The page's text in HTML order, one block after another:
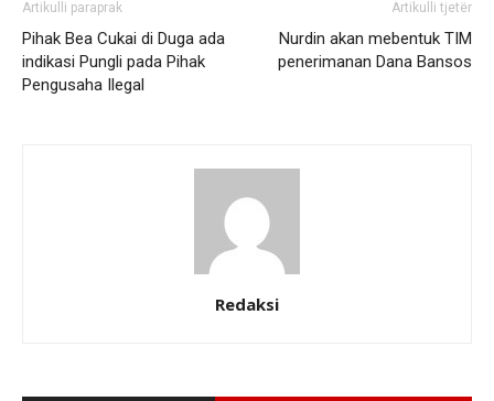
Artikulli paraprak
Pihak Bea Cukai di Duga ada
indikasi Pungli pada Pihak
Pengusaha Ilegal
Artikulli tjetër
Nurdin akan mebentuk TIM
penerimanan Dana Bansos
Redaksi